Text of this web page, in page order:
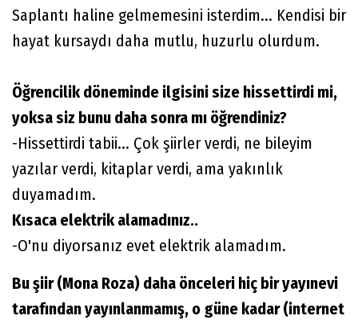
Saplantı haline gelmemesini isterdim... Kendisi bir
hayat kursaydı daha mutlu, huzurlu olurdum.
Öğrencilik döneminde ilgisini size hissettirdi mi,
yoksa siz bunu daha sonra mı öğrendiniz?
-Hissettirdi tabii... Çok şiirler verdi, ne bileyim
yazılar verdi, kitaplar verdi, ama yakınlık
duyamadım.
Kısaca elektrik alamadınız..
-O'nu diyorsanız evet elektrik alamadım.
Bu şiir (Mona Roza) daha önceleri hiç bir yayınevi
tarafından yayınlanmamış, o güne kadar (internet